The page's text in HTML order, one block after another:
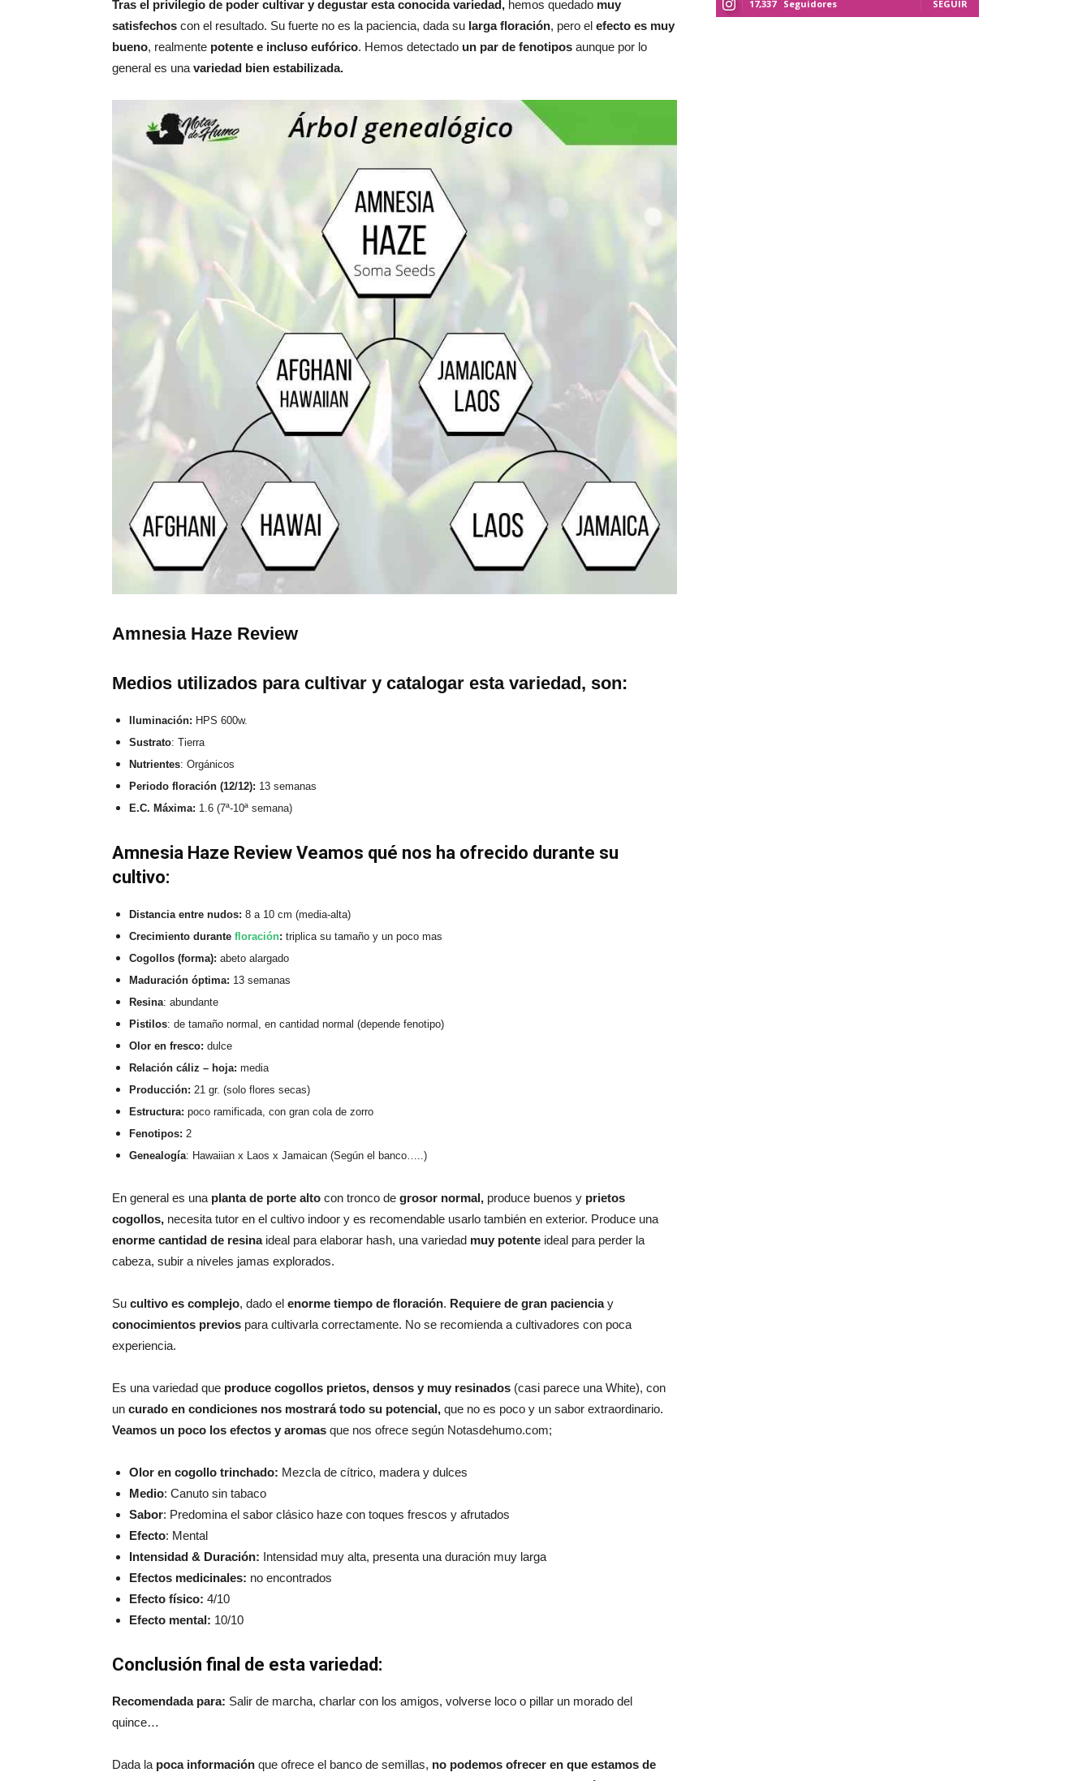
Tras el privilegio de poder cultivar y degustar esta conocida variedad, hemos quedado muy
satisfechos con el resultado. Su fuerte no es la paciencia, dada su larga floración, pero el efecto es muy
bueno, realmente potente e incluso eufórico. Hemos detectado un par de fenotipos aunque por lo
general es una variedad bien estabilizada.
Amnesia Haze Review
Medios utilizados para cultivar y catalogar esta variedad, son:
Iluminación: HPS 600w.
Sustrato: Tierra
Nutrientes: Orgánicos
Periodo floración (12/12): 13 semanas
E.C. Máxima: 1.6 (7ª-10ª semana)
Amnesia Haze Review Veamos qué nos ha ofrecido durante su
cultivo:
Distancia entre nudos: 8 a 10 cm (media-alta)
Crecimiento durante floración: triplica su tamaño y un poco mas
Cogollos (forma): abeto alargado
Maduración óptima: 13 semanas
Resina: abundante
Pistilos: de tamaño normal, en cantidad normal (depende fenotipo)
Olor en fresco: dulce
Relación cáliz – hoja: media
Producción: 21 gr. (solo flores secas)
Estructura: poco ramificada, con gran cola de zorro
Fenotipos: 2
Genealogía: Hawaiian x Laos x Jamaican (Según el banco…..)
En general es una planta de porte alto con tronco de grosor normal, produce buenos y prietos
cogollos, necesita tutor en el cultivo indoor y es recomendable usarlo también en exterior. Produce una
enorme cantidad de resinaideal para elaborar hash, una variedad muy potente ideal para perder la
cabeza, subir a niveles jamas explorados.
Su cultivo es complejo, dado el enorme tiempo de floración. Requiere de gran pacienciay
conocimientos previos para cultivarla correctamente. No se recomienda a cultivadores con poca
experiencia.
Es una variedad que produce cogollos prietos, densos y muy resinados (casi parece una White), con
un curado en condiciones nos mostrará todo su potencial, que no es poco y un sabor extraordinario.
Veamos un poco los efectos y aromas que nos ofrece según Notasdehumo.com;
Olor en cogollo trinchado: Mezcla de cítrico, madera y dulces
Medio: Canuto sin tabaco
Sabor: Predomina el sabor clásico haze con toques frescos y afrutados
Efecto: Mental
Intensidad & Duración: Intensidad muy alta, presenta una duración muy larga
Efectos medicinales: no encontrados
Efecto físico: 4/10
Efecto mental: 10/10
Conclusión final de esta variedad:
Recomendada para: Salir de marcha, charlar con los amigos, volverse loco o pillar un morado del
quince…
Dada la poca información que ofrece el banco de semillas, no podemos ofrecer en que estamos de
17,337 Seguidores SEGUIR